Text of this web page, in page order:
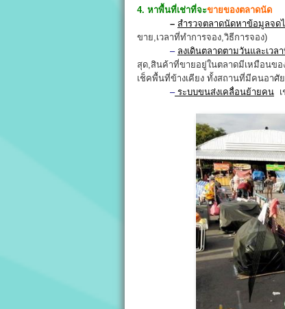
4. หาพื้นที่เช่าที่จะขายของตลาดนัด
– สำรวจตลาดนัดหาข้อมูลจด
ขาย,เวลาที่ทำการจอง,วิธีการจอง)
– ลงเดินตลาดตามวันและเวล
สุด,สินค้าที่ขายอยู่ในตลาดมีเหมือนขอ
เช็คพื้นที่ข้างเคียง ทั้งสถานที่มีคนอา
–ระบบขนส่งเคลื่อนย้ายคน